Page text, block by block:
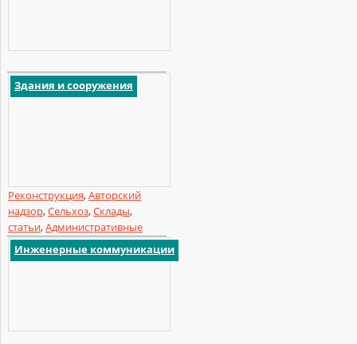
Здания и сооружения
Реконструкция,Авторский
надзор,Сельхоз,Склады,
статьи,Административные
Инженерные коммуникации